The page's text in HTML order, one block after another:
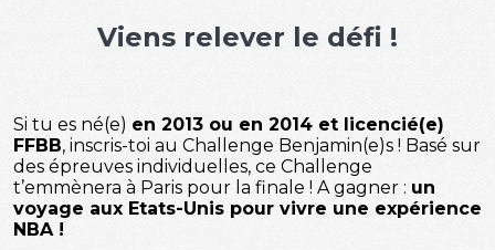
Viens relever le défi !
Si tu es né(e) en 2013 ou en 2014 et licencié(e)
FFBB, inscris-toi au Challenge Benjamin(e)s ! Basé sur
des épreuves individuelles, ce Challenge
t’emmènera à Paris pour la finale ! A gagner : un
voyage aux Etats-Unis pour vivre une expérience
NBA !